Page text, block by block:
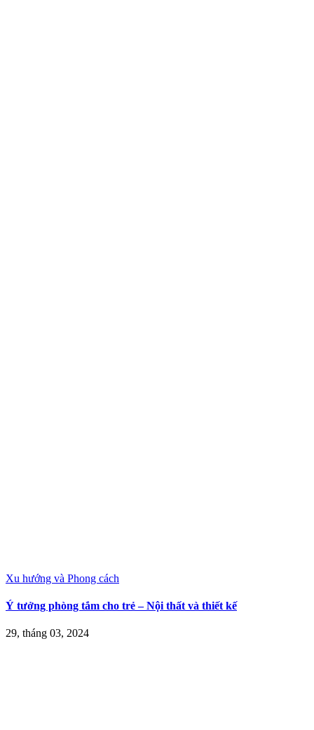
Xu hướng và Phong cách
Ý tưởng phòng tắm cho trẻ – Nội thất và thiết kế
29, tháng 03, 2024